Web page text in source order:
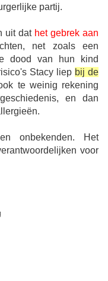
partij.
uit dat het gebrek aan
net zoals een
dood van hun kind
Stacy liep bij de
te weinig rekening
en dan
onbekenden. Het
voor